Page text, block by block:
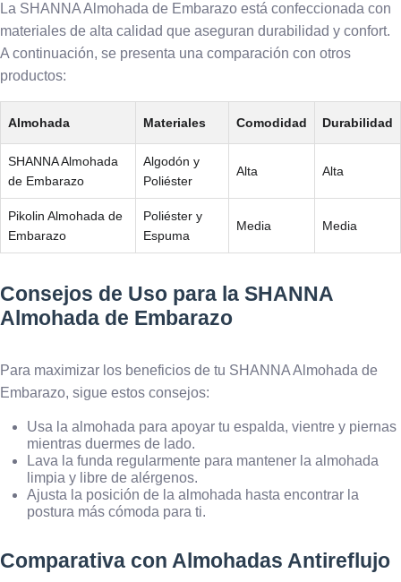
La SHANNA Almohada de Embarazo está confeccionada con
materiales de alta calidad que aseguran durabilidad y confort.
A continuación, se presenta una comparación con otros
productos:
Almohada Materiales Comodidad Durabilidad
SHANNA Almohada
de Embarazo
Algodón y
Poliéster
Alta Alta
Pikolin Almohada de
Embarazo
Poliéster y
Espuma
Media Media
Consejos de Uso para la SHANNA
Almohada de Embarazo
Para maximizar los beneficios de tu SHANNA Almohada de
Embarazo, sigue estos consejos:
Usa la almohada para apoyar tu espalda, vientre y piernas
mientras duermes de lado.
Lava la funda regularmente para mantener la almohada
limpia y libre de alérgenos.
Ajusta la posición de la almohada hasta encontrar la
postura más cómoda para ti.
Comparativa con Almohadas Antireflujo